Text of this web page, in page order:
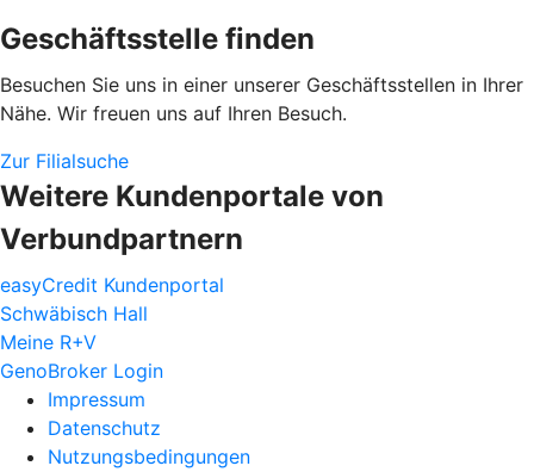
Geschäftsstelle finden
Besuchen Sie uns in einer unserer Geschäftsstellen in Ihrer
Nähe. Wir freuen uns auf Ihren Besuch.
Zur Filialsuche
Weitere Kundenportale von
Verbundpartnern
easyCredit Kundenportal
Schwäbisch Hall
Meine R+V
GenoBroker Login
Impressum
Datenschutz
Nutzungsbedingungen